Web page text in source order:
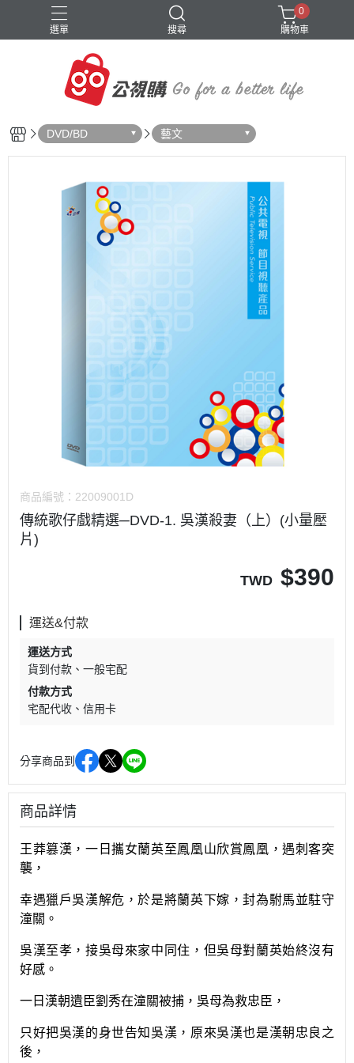
選單 搜尋
0
購物車
DVD/BD 藝文
商品編號： 22009001D
傳統歌仔戲精選─DVD-1. 吳漢殺妻（上）(小量壓
片)
TWD $390
運送&付款
運送方式
貨到付款
一般宅配
付款方式
宅配代收
信用卡
分享商品到
商品詳情
王莽篡漢，一日攜女蘭英至鳳凰山欣賞鳳凰，遇刺客突
襲，
幸遇獵戶吳漢解危，於是將蘭英下嫁，封為駙馬並駐守
潼關。
吳漢至孝，接吳母來家中同住，但吳母對蘭英始終沒有
好感。
一日漢朝遺臣劉秀在潼關被捕，吳母為救忠臣，
只好把吳漢的身世告知吳漢，原來吳漢也是漢朝忠良之
後，